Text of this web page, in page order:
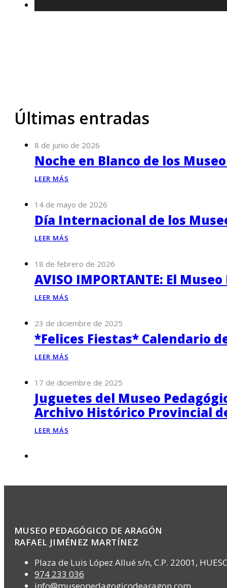
Últimas entradas
8 de junio de 2026
Noche en Blanco de los
LEER MÁS
14 de mayo de 2026
Día Internacional de los
LEER MÁS
18 de febrero de 2026
AVISO IMPORTANTE: El
LEER MÁS
23 de diciembre de 2025
*Felices Fiestas* Calendario
LEER MÁS
17 de diciembre de 2025
Juguetes del Museo
Archivo Histórico Provincial
LEER MÁS
MUSEO PEDAGÓGICO DE ARAGÓN
RAFAEL JIMÉNEZ MARTÍNEZ
Plaza de Luis López Allué s/n, C.P. 22001,
974 233 036